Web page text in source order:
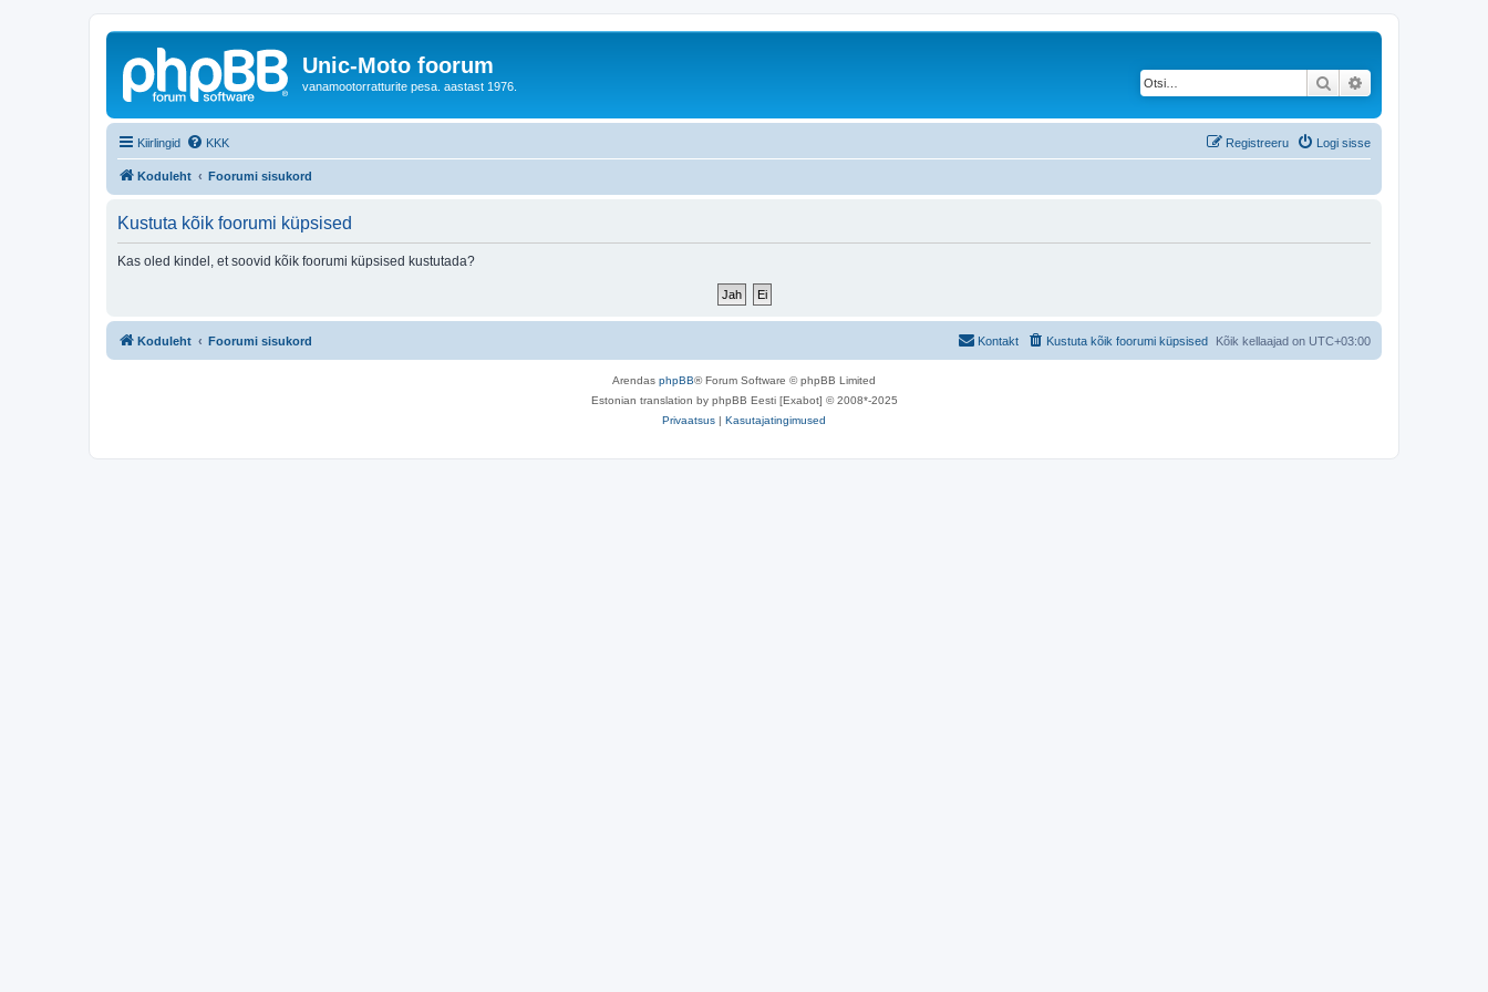
Unic-Moto foorum
vanamootorratturite pesa. aastast 1976. Otsi
Kiirlingid KKK Logi sisse
Registreeru
Koduleht Foorumi sisukord
Kustuta kõik foorumi küpsised
Kas oled kindel, et soovid kõik foorumi küpsised kustutada?
Koduleht Foorumi sisukord Kõik kellaajad on UTC+03:00
Kustuta kõik foorumi küpsised
Kontakt
Arendas phpBB® Forum Software © phpBB Limited
Estonian translation by phpBB Eesti [Exabot] © 2008*-2025
Privaatsus | Kasutajatingimused